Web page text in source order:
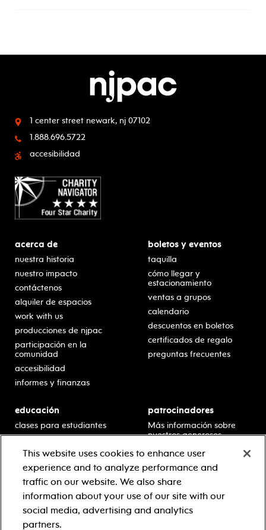
1 center street newark, nj 07102
1.888.696.5722
accesibilidad
acerca de
nuestra historia
nuestro impacto
contáctenos
alquiler de espacios
work with us
producciones de njpac
participación en la
comunidad
accesibilidad
informes y finanzas
boletos y eventos
taquilla
cómo llegar y
estacionamiento
ventas a grupos
calendario
descuentos en boletos
certificados de regalo
preguntas frecuentes
educación
clases para estudiantes
escolar
residencias en escuelas
desarrollo profesional
recursos para docentes
comuníquese con el
equipo educativo
patrocinadores
Más información sobre
nuestros generosos
This website uses cookies to enhance user
experience and to analyze performance and
traffic on our website. We also share
information about your use of our site with our
social media, advertising and analytics
partners.